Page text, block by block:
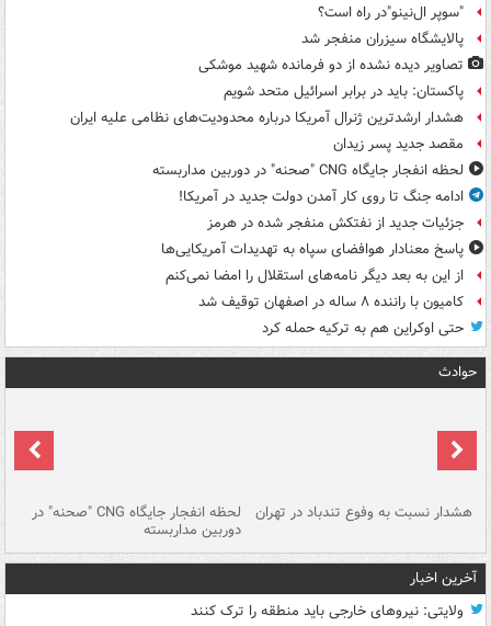
"سوپر ال‌نینو"در راه است؟
پالایشگاه سیزران منفجر شد
تصاویر دیده‌ نشده از دو فرمانده شهید موشکی
پاکستان: باید در برابر اسرائیل متحد شویم
هشدار ارشدترین ژنرال آمریکا درباره محدودیت‌های نظامی علیه ایران
مقصد جدید پسر زیدان
لحظه انفجار جایگاه CNG "صحنه" در دوربین مداربسته
ادامه جنگ تا روی کار آمدن دولت جدید در آمریکا!
جزئیات جدید از نفتکش منفجر شده در هرمز
پاسخ معنادار هوافضای سپاه به تهدیدات آمریکایی‌ها
از این به بعد دیگر نامه‌های استقلال را امضا نمی‌کنم
کامیون با راننده ۸ ساله در اصفهان توقیف شد
حتی اوکراین هم به ترکیه حمله کرد
حوادث
هشدار نسبت به وفوع تندباد در تهران لحظه انفجار جایگاه CNG "صحنه" در
دوربین مداربسته
آخرین اخبار
ولایتی: نیروهای خارجی باید منطقه را ترک کنند